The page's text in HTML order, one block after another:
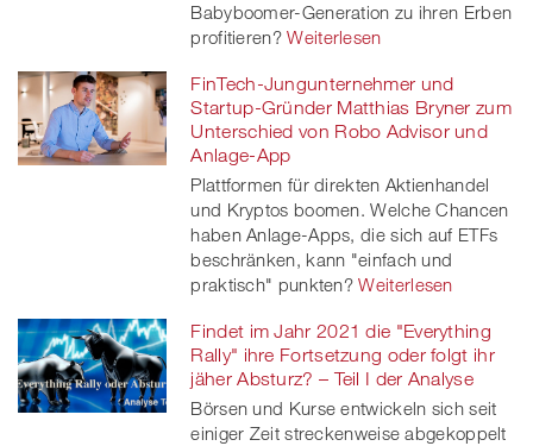
Babyboomer-Generation zu ihren Erben
profitieren? Weiterlesen
FinTech-Jungunternehmer und
Startup-Gründer Matthias Bryner zum
Unterschied von Robo Advisor und
Anlage-App
Plattformen für direkten Aktienhandel
und Kryptos boomen. Welche Chancen
haben Anlage-Apps, die sich auf ETFs
beschränken, kann "einfach und
praktisch" punkten? Weiterlesen
Findet im Jahr 2021 die "Everything
Rally" ihre Fortsetzung oder folgt ihr
jäher Absturz? – Teil I der Analyse
Börsen und Kurse entwickeln sich seit
einiger Zeit streckenweise abgekoppelt